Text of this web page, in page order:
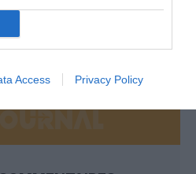
Access Privacy Policy
SOUTENIR